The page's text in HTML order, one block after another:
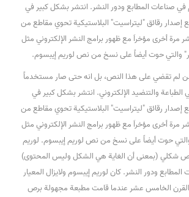
صناعات المطابع ودور النشر. انتشر بشكل كبير في
إصدار رقائق "ليتراسيت" البلاستيكية تحوي مقاطع من
مرة أخرى مؤخراَ مع ظهور برامج النشر الإلكتروني مثل
والتي حوت أيضاً على نسخ من نص لوريم إيبسوم.
لم تقضي على هذا النص، بل انه حتى صار مستخدماً
والتنضيد الإلكتروني. انتشر بشكل كبير في
إصدار رقائق "ليتراسيت" البلاستيكية تحوي مقاطع من
مرة أخرى مؤخراَ مع ظهور برامج النشر الإلكتروني مثل
حوت أيضاً على نسخ من نص لوريم إيبسوم. لوريم
شكلي (بمعنى أن الغاية هي الشكل وليس المحتوى)
ودور النشر. كان لوريم إيبسوم ولايزال المعيار
الخامس عشر عندما قامت مطبعة مجهولة برص